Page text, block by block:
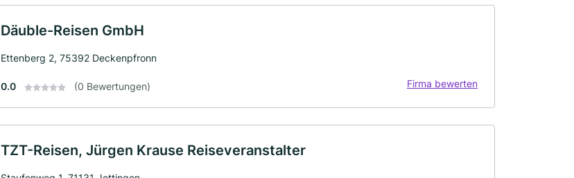
Däuble-Reisen GmbH
Ettenberg 2, 75392 Deckenpfronn
0.0 (0 Bewertungen) Firma bewerten
TZT-Reisen, Jürgen Krause Reiseveranstalter